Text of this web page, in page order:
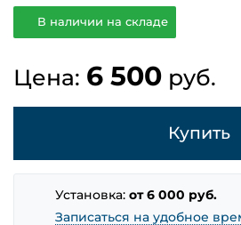
В наличии на складе
Цена: 6 500 руб.
Купить
Установка:от 6 000 руб.
Записаться на удобное